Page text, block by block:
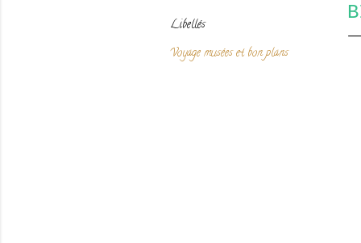
Libellés
Voyage musées et bon plans